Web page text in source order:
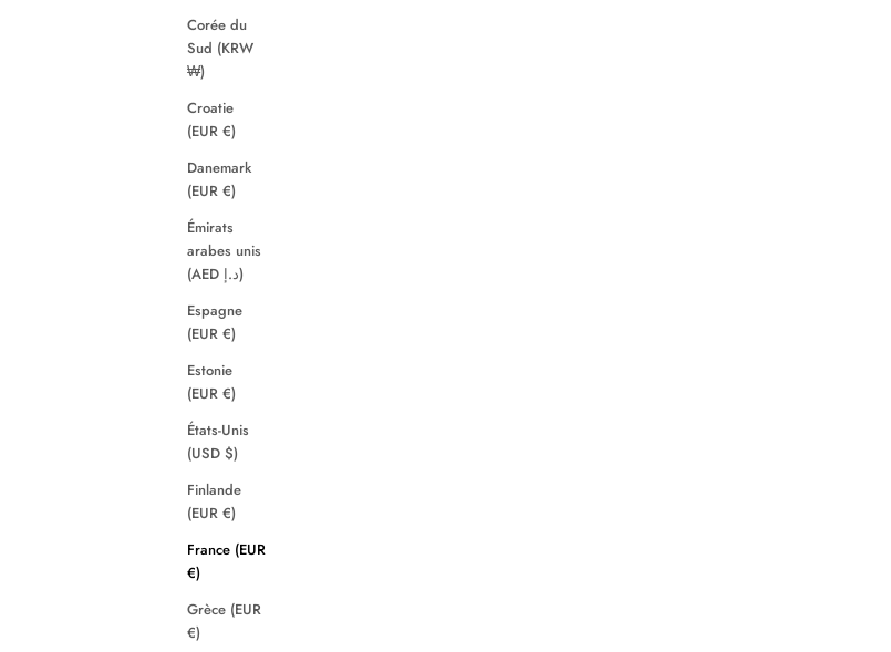
Corée du
Sud (KRW
₩)
Croatie
(EUR €)
Danemark
(EUR €)
Émirats
arabes unis
(AED د.إ)
Espagne
(EUR €)
Estonie
(EUR €)
États-Unis
(USD $)
Finlande
(EUR €)
France (EUR
€)
Grèce (EUR
€)